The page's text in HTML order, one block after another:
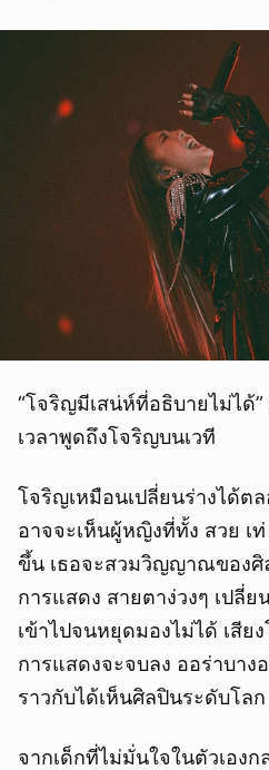
“โจริญมีเสน่ห์ที่อธิบายไม่ได้
เวลาพูดถึงโจริญบนเวที
โจริญเหมือนเปลี่ยนร่างได้ต
อาจจะเห็นผู้หญิงที่ทั้ง สวย เ
ขึ้น เธอจะสวมวิญญาณของ
การแสดง สายตาง่วงๆ เปลี่
เข้าไปจนหยุดมองไม่ได้ เสี
การแสดงจะจบลง ออร่าบา
ราวกับได้เห็นศิลปินระดับโลก
จากเด็กที่ไม่มั่นใจในตัวเอง